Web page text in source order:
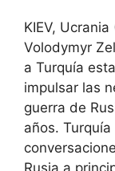
KIEV,
Volodymyr
a Turquía
impulsar las
guerra de
años.
Rusia a